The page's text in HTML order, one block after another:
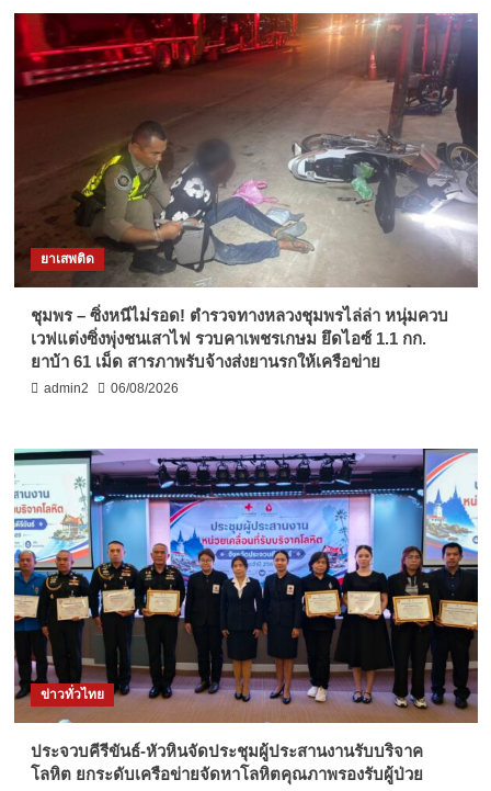
ยาเสพติด
ชุมพร – ซิ่งหนีไม่รอด! ตำรวจทางหลวงชุมพรไล่ล่า หนุ่มควบ
เวฟแต่งซิ่งพุ่งชนเสาไฟ รวบคาเพชรเกษม ยึดไอซ์ 1.1 กก.
ยาบ้า 61 เม็ด สารภาพรับจ้างส่งยานรกให้เครือข่าย
admin2 06/08/2026
ข่าวทั่วไทย
ประจวบคีรีขันธ์-หัวหินจัดประชุมผู้ประสานงานรับบริจาค
โลหิต ยกระดับเครือข่ายจัดหาโลหิตคุณภาพรองรับผู้ป่วย